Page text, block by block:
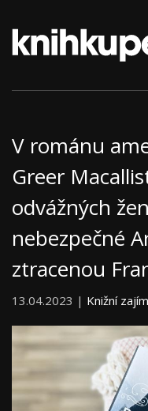
V románu
Greer
odvážných
nebezpečné
ztracenou
13.04.2023 | Knižní